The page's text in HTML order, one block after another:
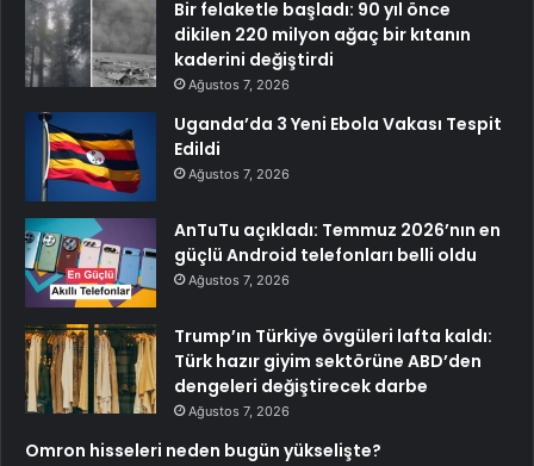
Bir felaketle başladı: 90 yıl önce
dikilen 220 milyon ağaç bir kıtanın
kaderini değiştirdi
Ağustos 7, 2026
Uganda’da 3 Yeni Ebola Vakası Tespit
Edildi
Ağustos 7, 2026
AnTuTu açıkladı: Temmuz 2026’nın en
güçlü Android telefonları belli oldu
Ağustos 7, 2026
Trump’ın Türkiye övgüleri lafta kaldı:
Türk hazır giyim sektörüne ABD’den
dengeleri değiştirecek darbe
Ağustos 7, 2026
Omron hisseleri neden bugün yükselişte?